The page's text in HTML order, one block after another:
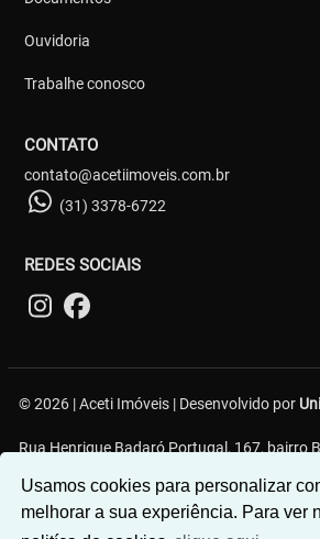
Usamos cookies para personalizar
melhorar a sua experiência. Para ver
Ouvidoria
Trabalhe conosco
CONTATO
contato@acetiimoveis.com.br
(31) 3378-6722
REDES SOCIAIS
© 2026 | Aceti Imóveis | Desenvolvido por
Rua Henrique Badaró Portugal, 167, bairro